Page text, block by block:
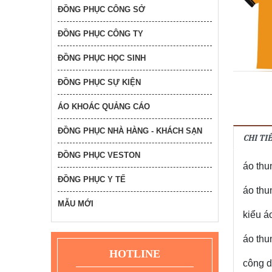
ĐỒNG PHỤC CÔNG SỞ
ĐỒNG PHỤC CÔNG TY
ĐỒNG PHỤC HỌC SINH
ĐỒNG PHỤC SỰ KIỆN
ÁO KHOÁC QUẢNG CÁO
ĐỒNG PHỤC NHÀ HÀNG - KHÁCH SẠN
ĐỒNG PHỤC VESTON
ĐỒNG PHỤC Y TẾ
MẪU MỚI
HOTLINE
Logo Theo Yêu Cầu
55K
đ
mủ bảo hiểm giá rẻ
mẫu beone
47,000đ
ba lô anh văn
đ
sản xuất nón bảo hiểm
quảng cáo nón bảo
hiểm sacombank mẫu
59,000đ
49,000đ
CHI
áo
áo
kiểu
áo
công